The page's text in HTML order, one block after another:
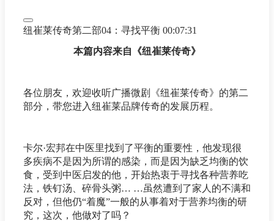
纽崔莱传奇第二部04：寻找平衡 00:07:31
本篇内容来自《纽崔莱传奇》
各位朋友，欢迎收听广播微剧《纽崔莱传奇》的第二
部分，带您进入纽崔莱品牌传奇的发展历程。
卡尔·宏邦在中医里找到了平衡的重要性，他发现很
多疾病不是因为所谓的感染，而是因为缺乏均衡的饮
食，受到中医启发的他，开始热衷于寻找各种营养吃
法，铁钉汤、碎骨头粥… …虽然遭到了家人的不满和
反对，但他仍“着魔”一般的从事着对于营养均衡的研
究，这次，他做对了吗？